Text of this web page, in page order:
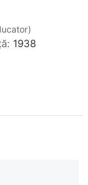
1938